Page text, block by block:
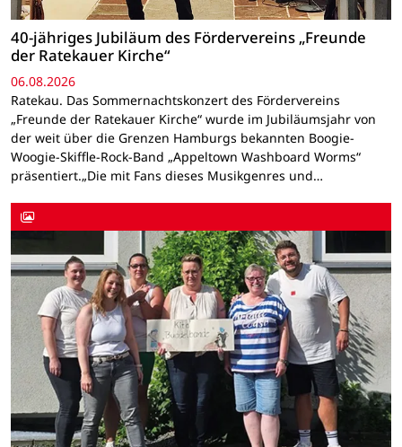
40-jähriges Jubiläum des Fördervereins „Freunde
der Ratekauer Kirche“
06.08.2026
Ratekau. Das Sommernachtskonzert des Fördervereins
„Freunde der Ratekauer Kirche“ wurde im Jubiläumsjahr von
der weit über die Grenzen Hamburgs bekannten Boogie-
Woogie-Skiffle-Rock-Band „Appeltown Washboard Worms“
präsentiert.„Die mit Fans dieses Musikgenres und…